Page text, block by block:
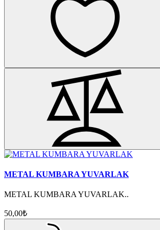
METAL KUMBARA YUVARLAK
METAL KUMBARA YUVARLAK..
50,00₺